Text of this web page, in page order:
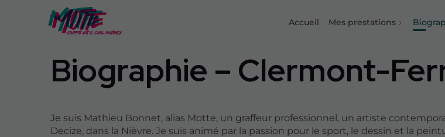
Accueil Mes prestations
Biographie – Clermont-
Je suis Mathieu Bonnet, alias Motte, un graffeur professionnel, un artiste
Decize, dans la Nièvre. Je suis animé par la passion pour le sport, le dessin et la